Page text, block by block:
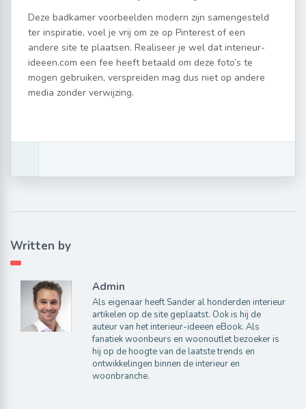
Deze badkamer voorbeelden modern zijn samengesteld
ter inspiratie, voel je vrij om ze op Pinterest of een
andere site te plaatsen. Realiseer je wel dat interieur-
ideeen.com een fee heeft betaald om deze foto’s te
mogen gebruiken, verspreiden mag dus niet op andere
media zonder verwijzing.
Written by
Admin
Als eigenaar heeft Sander al honderden interieur
artikelen op de site geplaatst. Ook is hij de
auteur van het interieur-ideeen eBook. Als
fanatiek woonbeurs en woonoutlet bezoeker is
hij op de hoogte van de laatste trends en
ontwikkelingen binnen de interieur en
woonbranche.